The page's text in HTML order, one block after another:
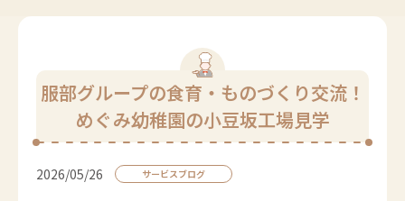
服部グループの食育・ものづくり交流！
めぐみ幼稚園の小豆坂工場見学
2026/05/26 サービスブログ